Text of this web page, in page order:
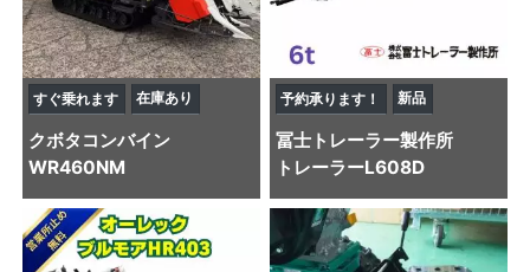
すぐ乗れます 在庫あり
クボタ コンバイン
WR460NM
予約承ります！ 新品
冨士トレーラー製作所
トレーラーL608D